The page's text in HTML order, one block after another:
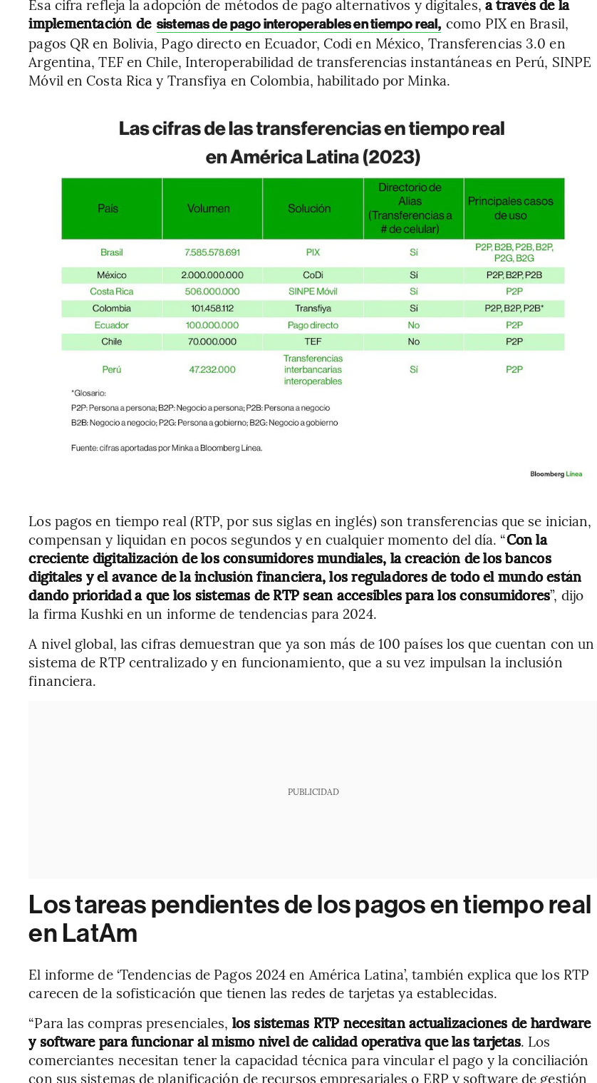
Esa cifra refleja la adopción de métodos de pago alternativos y digitales, a través de la
implementación de sistemas de pago interoperables en tiempo real, como PIX en Brasil,
pagos QR en Bolivia, Pago directo en Ecuador, Codi en México, Transferencias 3.0 en
Argentina, TEF en Chile, Interoperabilidad de transferencias instantáneas en Perú, SINPE
Móvil en Costa Rica y Transfiya en Colombia, habilitado por Minka.
Los pagos en tiempo real (RTP, por sus siglas en inglés) son transferencias que se inician,
compensan y liquidan en pocos segundos y en cualquier momento del día. “Con la
creciente digitalización de los consumidores mundiales, la creación de los bancos
digitales y el avance de la inclusión financiera, los reguladores de todo el mundo están
dando prioridad a que los sistemas de RTP sean accesibles para los consumidores”, dijo
la firma Kushki en un informe de tendencias para 2024.
A nivel global, las cifras demuestran que ya son más de 100 países los que cuentan con un
sistema de RTP centralizado y en funcionamiento, que a su vez impulsan la inclusión
financiera.
PUBLICIDAD
Los tareas pendientes de los pagos en tiempo real
en LatAm
El informe de ‘Tendencias de Pagos 2024 en América Latina’, también explica que los RTP
carecen de la sofisticación que tienen las redes de tarjetas ya establecidas.
“Para las compras presenciales, los sistemas RTP necesitan actualizaciones de hardware
y software para funcionar al mismo nivel de calidad operativa que las tarjetas. Los
comerciantes necesitan tener la capacidad técnica para vincular el pago y la conciliación
con sus sistemas de planificación de recursos empresariales o ERP y software de gestión